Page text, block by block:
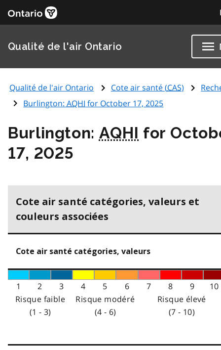
Qualité de l'air Ontario
Qualité de l'air Ontario Cote air santé (CAS)
Burlington:AQHI for October 17, 2025
Burlington: AQHI for
17, 2025
Cote air santé catégories, valeurs et
couleurs associées
Cote air santé catégories, valeurs
1 2 3 4 5 6 7 8 9
10
Risque faible
(1 - 3)
Risque modéré
(4 - 6)
Risque élevé
(7 - 10)